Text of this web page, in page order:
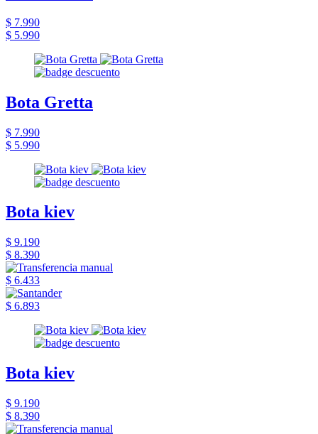
$ 7.990
$ 5.990
Bota Gretta
$ 7.990
$ 5.990
Bota kiev
$ 9.190
$ 8.390
$ 6.433
$ 6.893
Bota kiev
$ 9.190
$ 8.390